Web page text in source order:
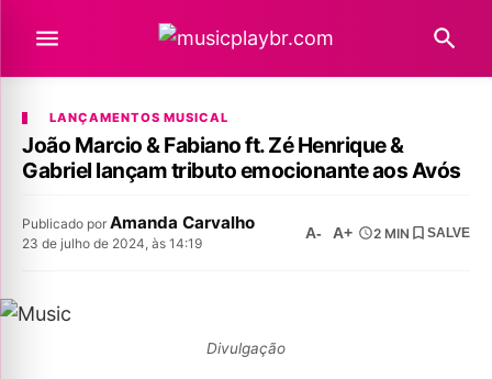
LANÇAMENTOS MUSICAL
João Marcio & Fabiano ft. Zé Henrique &
Gabriel lançam tributo emocionante aos Avós
Publicado por Amanda Carvalho
23 de julho de 2024, às 14:19
A- A+ 2 MIN SALVE
Divulgação